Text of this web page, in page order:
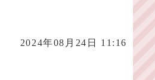
2024年08月24日 11:16